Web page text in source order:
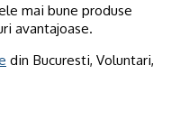
mai bune produse
avantajoase.
din Bucuresti, Voluntari,